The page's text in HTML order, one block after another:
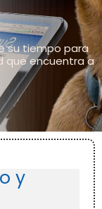
su tiempo para
que encuentra a
y